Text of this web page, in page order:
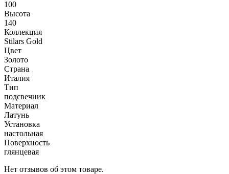
100
Высота
140
Коллекция
Stilars Gold
Цвет
Золото
Страна
Италия
Тип
подсвечник
Материал
Латунь
Установка
настольная
Поверхность
глянцевая
Нет отзывов об этом товаре.